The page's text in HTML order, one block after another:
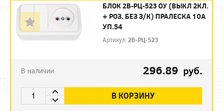
БЛОК 2В-РЦ-523 ОУ (ВЫКЛ 2КЛ.
+ РОЗ. БЕЗ З/К) ПРАЛЕСКА 10А
УП.54
Артикул: 2В-РЦ-523
В наличии 296.89 руб.
В КОРЗИНУ